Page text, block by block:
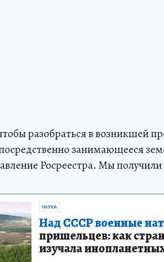
разобраться в возникшей
занимающееся
Росреестра. Мы получили
НАУКА
Над СССР военные
пришельцев: как
изучала